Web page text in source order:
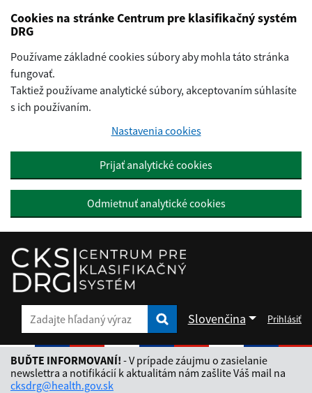
Preskočiť na hlavný obsah
Cookies na stránke Centrum pre klasifikačný systém
DRG
Používame základné cookies súbory aby mohla táto stránka
fungovať.
Taktiež používame analytické súbory, akceptovaním súhlasíte
s ich používaním.
Nastavenia cookies
Prijať analytické cookies
Odmietnuť analytické cookies
Zadajte hľadaný výraz Zadajte hľadaný výraz
Slovenčina
Rozbaliť jazykové menu
Prihlásiť
BUĎTE INFORMOVANÍ! - V prípade záujmu o zasielanie
newslettra a notifikácií k aktualitám nám zašlite Váš mail na
cksdrg@health.gov.sk